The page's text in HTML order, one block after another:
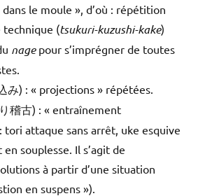
le moule », d’où : répétition
technique (tsukuri-kuzushi-kake)
nagepour s’imprégner de toutes
み) : « projections » répétées.
稽古) : « entraînement
tori attaque sans arrêt, uke esquive
souplesse. Il s’agit de
à partir d’une situation
en suspens »).